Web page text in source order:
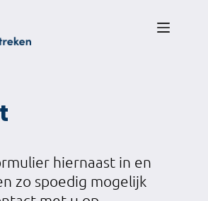
hiernaast in en
zo spoedig mogelijk